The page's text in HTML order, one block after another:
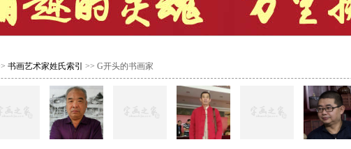
书画艺术家姓氏索引 >> G开头的书画家